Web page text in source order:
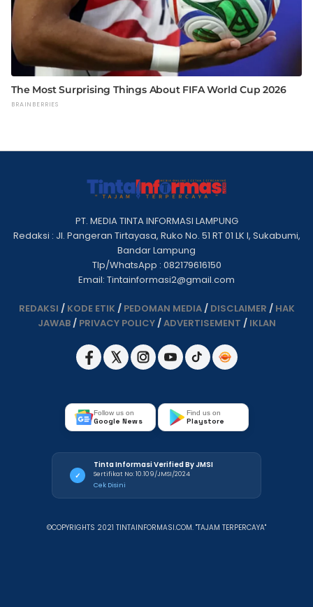
PT. MEDIA TINTA INFORMASI LAMPUNG
Redaksi : Jl. Pangeran Tirtayasa, Ruko No. 51 RT 01 LK I, Sukabumi,
Bandar Lampung
Tlp/WhatsApp : 082179616150
Email: Tintainformasi2@gmail.com
REDAKSI / KODE ETIK / PEDOMAN MEDIA/ DISCLAIMER / HAK
JAWAB/ PRIVACY POLICY/ADVERTISEMENT / IKLAN
Follow us on
Google News
Find us on
Playstore
✓
Tinta Informasi Verified By JMSI
Sertifikat No: 10.109/JMSI/2024
Cek Disini
©COPYRIGHTS 2021 TINTAINFORMASI.COM. "TAJAM TERPERCAYA"